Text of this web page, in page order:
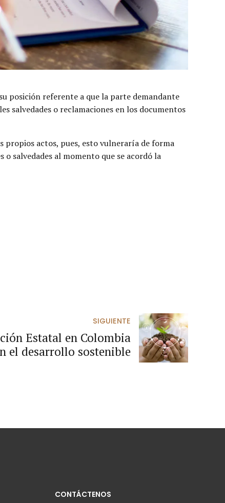
posición referente a que la parte demandante
salvedades o reclamaciones en los documentos
actos, pues, esto vulneraría de forma
salvedades al momento que se acordó la
SIGUIENTE
Estatal en Colombia
el desarrollo sostenible
CONTÁCTENOS